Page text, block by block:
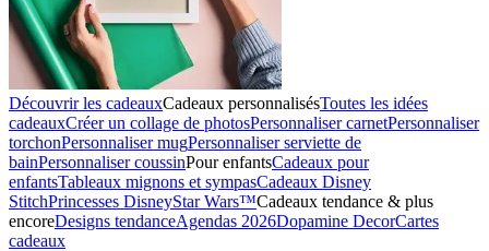
Découvrir les cadeauxCadeaux personnalisésToutes les idées
cadeauxCréer un collage de photosPersonnaliser carnetPersonnaliser
torchonPersonnaliser mugPersonnaliser serviette de
bainPersonnaliser coussinPour enfantsCadeaux pour
enfantsTableaux mignons et sympasCadeaux Disney
StitchPrincesses DisneyStar Wars™Cadeaux tendance & plus
encoreDesigns tendanceAgendas 2026Dopamine DecorCartes
cadeaux